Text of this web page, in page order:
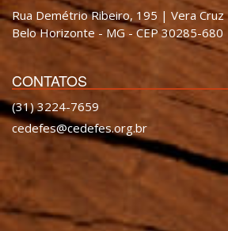
Rua Demétrio Ribeiro, 195 | Vera Cruz
Belo Horizonte - MG - CEP 30285-680
CONTATOS
(31) 3224-7659
cedefes@cedefes.org.br